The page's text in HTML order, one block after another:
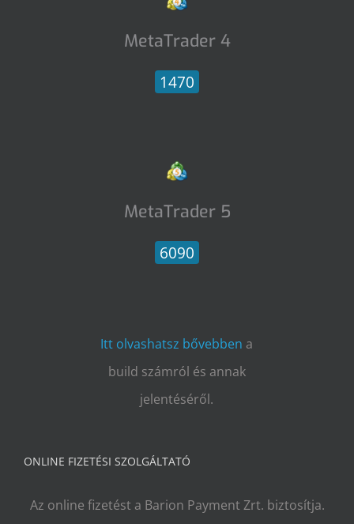
MetaTrader 4
1470
MetaTrader 5
6090
Itt olvashatsz bővebben a
build számról és annak
jelentéséről.
ONLINE FIZETÉSI SZOLGÁLTATÓ
Az online fizetést a Barion Payment Zrt. biztosítja.